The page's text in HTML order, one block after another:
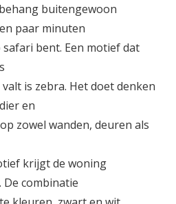
buitengewoon
paar minuten
bent. Een motief dat
is zebra. Het doet denken
en
zowel wanden, deuren als
krijgt de woning
combinatie